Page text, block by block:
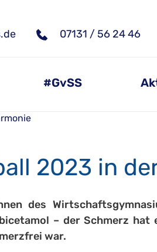
07131 / 56 24 46
#GvSS
2023 in
des
– der Schmerz hat
war.